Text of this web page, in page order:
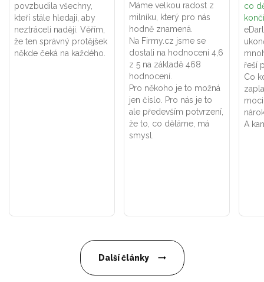
povzbudila všechny,
kteří stále hledají, aby
neztráceli naději. Věřím,
že ten správný protějšek
někde čeká na každého.
Máme velkou radost z
milníku, který pro nás
hodně znamená.
Na Firmy.cz jsme se
dostali na hodnocení 4,6
z 5 na základě 468
hodnocení.
Pro někoho je to možná
jen číslo. Pro nás je to
ale především potvrzení,
že to, co děláme, má
smysl.
co
řeší
Co
A
Další články